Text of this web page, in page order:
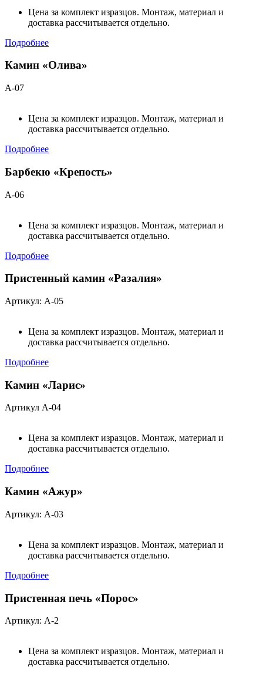
Цена за комплект изразцов. Монтаж, материал и
доставка рассчитывается отдельно.
Подробнее
Камин «Олива»
А-07
Цена за комплект изразцов. Монтаж, материал и
доставка рассчитывается отдельно.
Подробнее
Барбекю «Крепость»
А-06
Цена за комплект изразцов. Монтаж, материал и
доставка рассчитывается отдельно.
Подробнее
Пристенный камин «Разалия»
Артикул: А-05
Цена за комплект изразцов. Монтаж, материал и
доставка рассчитывается отдельно.
Подробнее
Камин «Ларис»
Артикул А-04
Цена за комплект изразцов. Монтаж, материал и
доставка рассчитывается отдельно.
Подробнее
Камин «Ажур»
Артикул: А-03
Цена за комплект изразцов. Монтаж, материал и
доставка рассчитывается отдельно.
Подробнее
Пристенная печь «Порос»
Артикул: А-2
Цена за комплект изразцов. Монтаж, материал и
доставка рассчитывается отдельно.